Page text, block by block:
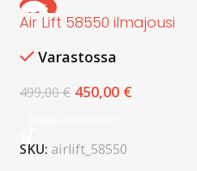
-10%
Air Lift 58550 ilmajousi
Varastossa
499,00€ 450,00 €
SKU: airlift_58550